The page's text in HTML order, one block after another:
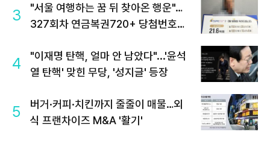
3
"서울 여행하는 꿈 뒤 찾아온 행운"…
327회차 연금복권720+ 당첨번호조
4
"이재명 탄핵, 얼마 안 남았다"...'윤석
열 탄핵' 맞힌 무당, '성지글' 등장
5
버거·커피·치킨까지 줄줄이 매물…외
식 프랜차이즈 M&A '활기'